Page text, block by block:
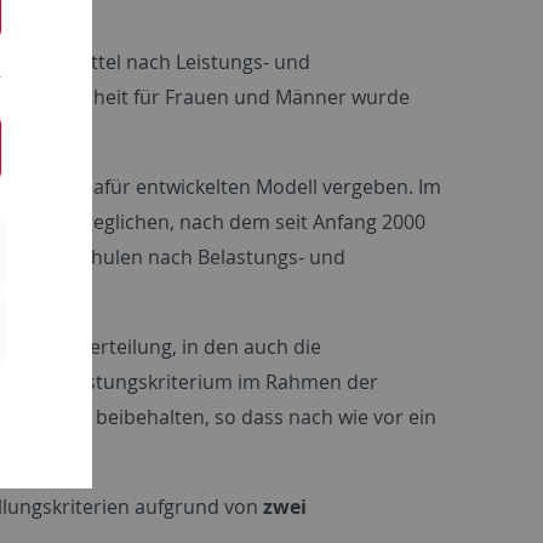
nach Leistungs- und
für Frauen und Männer wurde
dafür entwickelten Modell vergeben. Im
angeglichen, nach dem seit Anfang 2000
Hochschulen nach Belastungs- und
Mittelverteilung, in den auch die
als Leistungskriterium im Rahmen der
beibehalten, so dass nach wie vor ein
aufgrund von zwei